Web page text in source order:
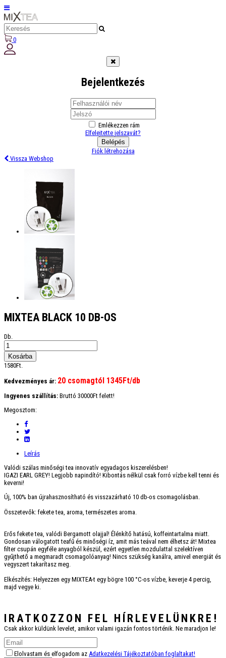
0
Bejelentkezés
Emlékezzen rám
Elfelejtette jelszavát?
Belépés
Fiók létrehozása
Vissza Webshop
MIXTEA BLACK 10 DB-OS
Db.
1580Ft.
Kedvezményes ár: 20 csomagtól 1345Ft/db
Ingyenes szállítás: Bruttó 30000Ft felett!
Megosztom:
Leírás
Valódi szálas minőségi tea innovatív egyadagos kiszerelésben!
IGAZI EARL GREY! Legjobb napindító! Kibontás nélkül csak forró vízbe kell tenni és
keverni!
Új, 100% ban újrahasznosítható és visszazárható 10 db-os csomagolásban.
Összetevők: fekete tea, aroma, természetes aroma.
Erős fekete tea, valódi Bergamott olajjal! Élénkítő hatású, koffeintartalma miatt.
Gondosan válogatott teafű és minőségi íz, amit más teával nem élhetsz át! Mixtea
filter csupán egyféle anyagból készül, ezért egyetlen mozdulattal szelektíven
gyűjthető a megmaradt csomagolóanyag! Nincs szükség kanálra, amivel energiát és
vegyszert takarítasz meg.
Elkészítés: Helyezzen egy MIXTEA-t egy bögre 100 °C-os vízbe, keverje 4 percig,
majd vegye ki.
IRATKOZZON FEL HÍRLEVELÜNKRE!
Csak akkor küldünk levelet, amikor valami igazán fontos történik. Ne maradjon le!
Elolvastam és elfogadom az Adatkezelési Tájékoztatóban foglaltakat!